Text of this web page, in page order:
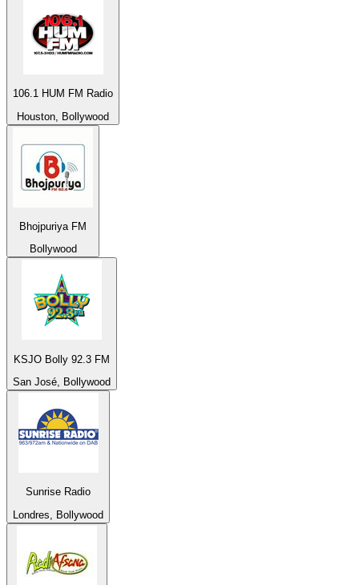
106.1 HUM FM Radio
Houston, Bollywood
Bhojpuriya FM
Bollywood
KSJO Bolly 92.3 FM
San José, Bollywood
Sunrise Radio
Londres, Bollywood